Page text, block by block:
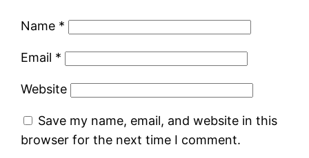
Name *
Email *
Website
Save my name, email, and website in this
browser for the next time I comment.